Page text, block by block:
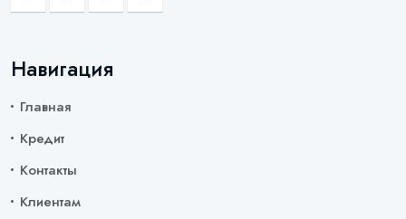
Навигация
Главная
Кредит
Контакты
Клиентам